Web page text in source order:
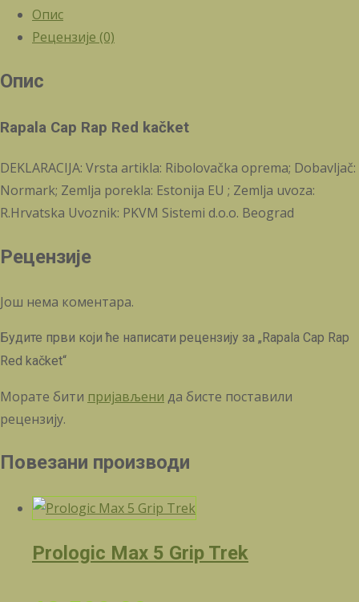
Опис
Рецензије (0)
Опис
Rapala Cap Rap Red kačket
DEKLARACIJA: Vrsta artikla: Ribolovačka oprema; Dobavljač:
Normark; Zemlja porekla: Estonija EU ; Zemlja uvoza:
R.Hrvatska Uvoznik: PKVM Sistemi d.o.o. Beograd
Рецензије
Још нема коментара.
Будите први који ће написати рецензију за „Rapala Cap Rap
Red kačket“
Морате бити пријављени да бисте поставили
рецензију.
Повезани производи
Prologic Max 5 Grip Trek